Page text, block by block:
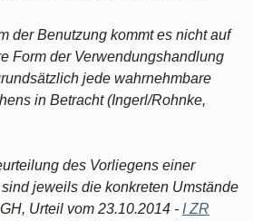
der Benutzung kommt es nicht auf
Form der Verwendungshandlung
jede wahrnehmbare
in Betracht (Ingerl/Rohnke,
des Vorliegens einer
jeweils die konkreten Umstände
Urteil vom 23.10.2014 - I ZR